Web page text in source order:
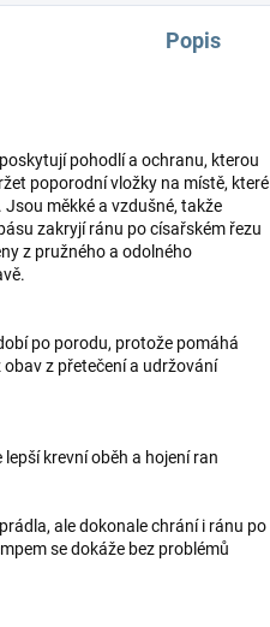
Popis
pohodlí a ochranu, kterou
poporodní vložky na místě, které
měkké a vzdušné, takže
zakryjí ránu po císařském řezu
z pružného a odolného
po porodu, protože pomáhá
z přetečení a udržování
krevní oběh a hojení ran
ale dokonale chrání i ránu po
se dokáže bez problémů